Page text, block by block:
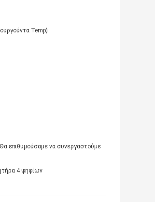
Temp)
επιθυμούσαμε να συνεργαστούμε
4 ψηφίων